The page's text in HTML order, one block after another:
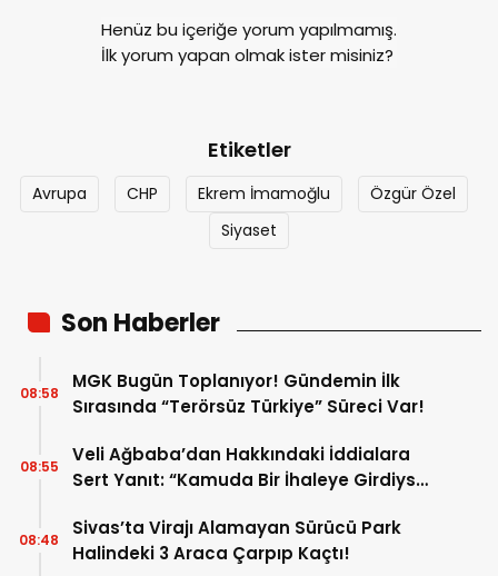
Henüz bu içeriğe yorum yapılmamış.
İlk yorum yapan olmak ister misiniz?
Etiketler
Avrupa CHP Ekrem İmamoğlu
Özgür Özel
Siyaset
Son Haberler
MGK Bugün Toplanıyor! Gündemin İlk
Sırasında “Terörsüz Türkiye” Süreci Var!
08:58
Veli Ağbaba’dan Hakkındaki İddialara
Sert Yanıt: “Kamuda Bir İhaleye Girdiysek
08:55
Sivas’ta Virajı Alamayan Sürücü Park
Halindeki 3 Araca Çarpıp Kaçtı!
08:48